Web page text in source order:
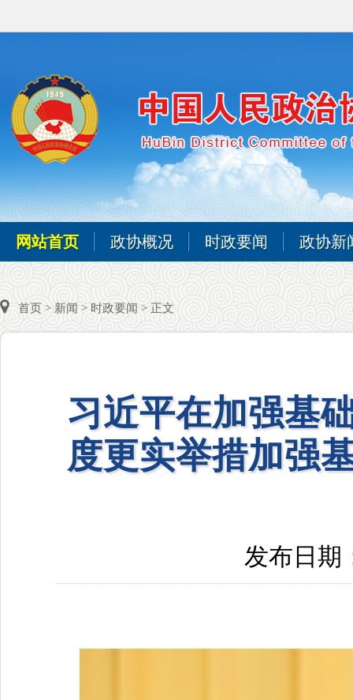
网站首页 政协概况 时政要闻 政协新
首页 > 新闻 > 时政要闻 > 正文
习近平在加强基
度更实举措加强
发布日期